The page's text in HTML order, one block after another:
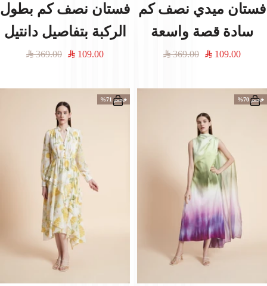
فستان ميدي نصف كم
سادة قصة واسعة
السعر
109.00
السعر
369.00
فستان نصف كم بطول
الركبة بتفاصيل دانتيل
السعر
109.00
السعر
369.00
خصم 70% خصم 71%